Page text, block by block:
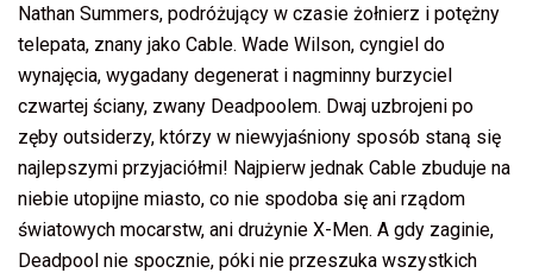
Nathan Summers, podróżujący w czasie żołnierz i potężny
telepata, znany jako Cable. Wade Wilson, cyngiel do
wynajęcia, wygadany degenerat i nagminny burzyciel
czwartej ściany, zwany Deadpoolem. Dwaj uzbrojeni po
zęby outsiderzy, którzy w niewyjaśniony sposób staną się
najlepszymi przyjaciółmi! Najpierw jednak Cable zbuduje na
niebie utopijne miasto, co nie spodoba się ani rządom
światowych mocarstw, ani drużynie X-Men. A gdy zaginie,
Deadpool nie spocznie, póki nie przeszuka wszystkich